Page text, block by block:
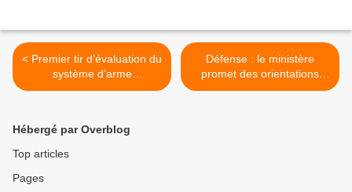
< Premier tir d’évaluation du
système d’arme
C135/Rafale/ASMPA
Défense : le ministère
promet des orientations
pour fin 2012 >
Hébergé par Overblog
Top articles
Pages